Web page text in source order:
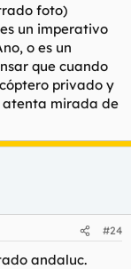
foto)
un imperativo
o es un
que cuando
privado y
atenta mirada de
#24
andaluc.